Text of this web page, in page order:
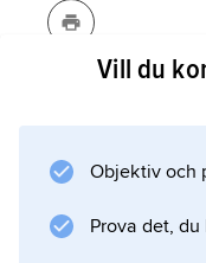
dɔy ʹtʃə aʹrba
Vill du
Objektiv och
Prova det,